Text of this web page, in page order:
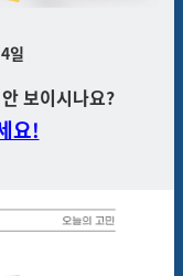
일
안 보이시나요?
요!